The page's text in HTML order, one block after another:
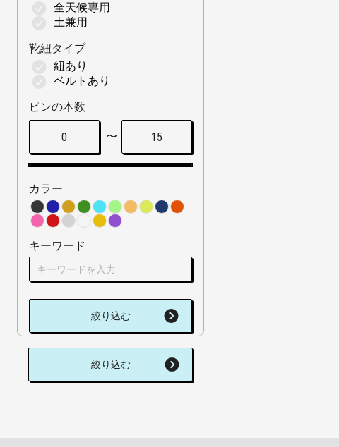
全天候専用
土兼用
靴紐タイプ
紐あり
ベルトあり
ピンの本数
0 〜 15
カラー
キーワード
絞り込む
絞り込む